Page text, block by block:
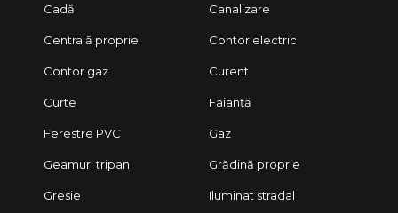
Cadă Canalizare
Centrală proprie Contor electric
Contor gaz Curent
Curte Faianță
Ferestre PVC Gaz
Geamuri tripan Grădină proprie
Gresie Iluminat stradal